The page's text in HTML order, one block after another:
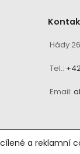
Hády
Tel.:
Email:
a reklamní